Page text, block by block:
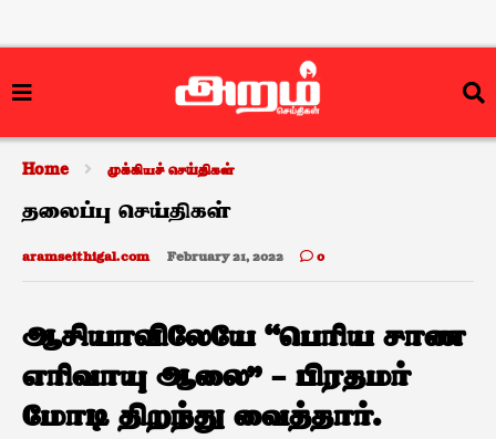
Home முக்கியச் செய்திகள்
தலைப்பு செய்திகள்
aramseithigal.com February 21, 2022 0
ஆசியாவிலேயே “பெரிய சாண
எரிவாயு ஆலை” – பிரதமர்
மோடி திறந்து வைத்தார்.